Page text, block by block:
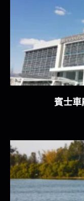
賓士車